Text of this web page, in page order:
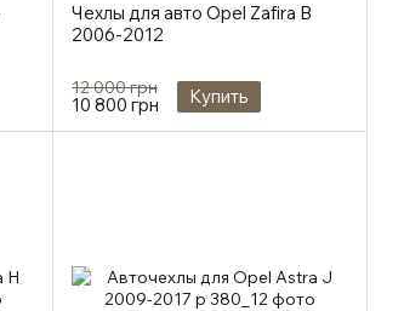
Чехлы для авто Opel Zafira B
2006-2012
12 000 грн
10 800 грн Купить